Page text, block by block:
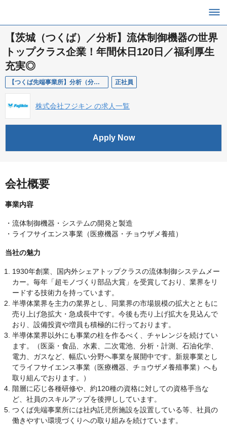
【茨城（つくば）／分析】流体制御機器の世界
トップクラス企業！年間休日120日／福利厚生
充実◎
【つくば先端事業所】分析（分析センター） 正社員
株式会社フジキン の求人一覧
Apply Now
会社概要
事業内容
・流体制御機器・システムの開発と製造
・ライフサイエンス事業（医療機器・チョウザメ養殖）
当社の魅力
1930年創業、国内外シェアトップクラスの流体制御システムメー
カー。毎年「超モノづくり部品大賞」を受賞しており、業界をリ
ードする技術力を持っています。
半導体業界を主力の業界とし、同業界の市場規模の拡大とともに
売り上げ急拡大・急成長中です。今後も売り上げ拡大を見込んで
おり、設備投資や増員も積極的に行っております。
半導体業界以外にも事業の柱を作るべく、チャレンジを続けてい
ます。（医薬・食品、水素、二次電池、分析・計測、石油化学、
電力、ガスなど、幅広い分野へ事業を展開中です。新規事業とし
てライフサイエンス事業（医療機器、チョウザメ養殖事業）へも
取り組んでおります。）
階層に応じ各種研修や、約120種の資格に対しての資格手当な
ど、社員のスキルアップを後押ししています。
つくば先端事業所には社内託児所施設を設置している等、社員の
働きやすい環境づくりへの取り組みを続けています。